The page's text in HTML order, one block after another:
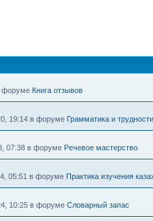
форуме Книга отзывов
19:14 в форуме Грамматика и
07:38 в форуме Речевое мастерство
05:51 в форуме Практика изучения
10:25 в форуме Словарный запас